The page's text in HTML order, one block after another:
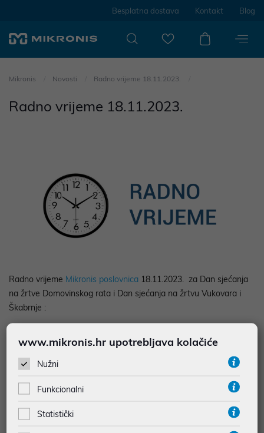
Besplatna dostava Kontakt Blog
Mikronis Novosti Radno vrijeme 18.11.2023.
Radno vrijeme 18.11.2023.
Radno vrijeme Mikronis poslovnica 18.11.2023. za Dan sjećanja
na žrtve Domovinskog rata i Dan sjećanja na žrtvu Vukovara i
Škabrnje :
HP Store - Arena Centar: Ne radi
Lenovo Store - Arena Centar: Ne radi
www.mikronis.hr upotrebljava kolačiće
Nužni
Funkcionalni
Statistički